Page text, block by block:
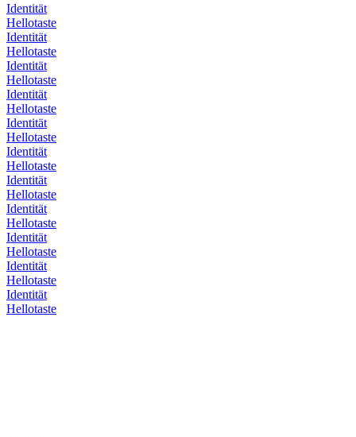
Identität
Hellotaste
Identität
Hellotaste
Identität
Hellotaste
Identität
Hellotaste
Identität
Hellotaste
Identität
Hellotaste
Identität
Hellotaste
Identität
Hellotaste
Identität
Hellotaste
Identität
Hellotaste
Identität
Hellotaste